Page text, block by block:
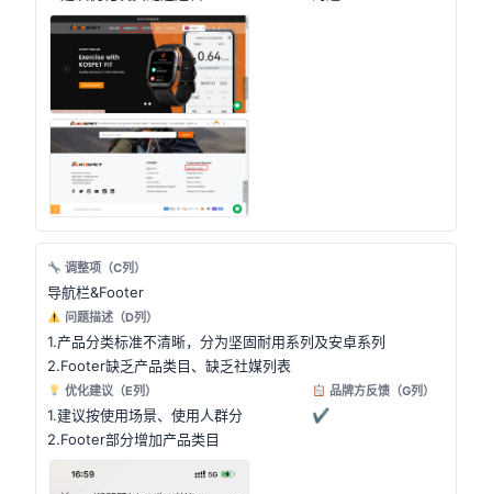
调整项（C列）
导航栏&Footer
问题描述（D列）
1.产品分类标准不清晰，分为坚固耐用系列及安卓系列
2.Footer缺乏产品类目、缺乏社媒列表
优化建议（E列）
1.建议按使用场景、使用人群分
2.Footer部分增加产品类目
品牌方反馈（G列）
✔